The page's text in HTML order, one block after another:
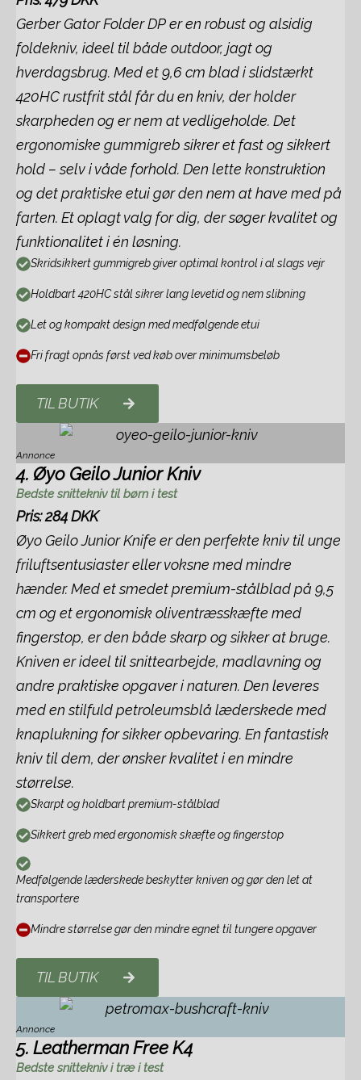
Gerber Gator Folder DP er en robust og alsidig
foldekniv, ideel til både outdoor, jagt og
hverdagsbrug. Med et 9,6 cm blad i slidstærkt
420HC rustfrit stål får du en kniv, der holder
skarpheden og er nem at vedligeholde. Det
ergonomiske gummigreb sikrer et fast og sikkert
hold – selv i våde forhold. Den lette konstruktion
og det praktiske etui gør den nem at have med på
farten. Et oplagt valg for dig, der søger kvalitet og
funktionalitet i én løsning.
Skridsikkert gummigreb giver optimal kontrol i al slags vejr
Holdbart 420HC stål sikrer lang levetid og nem slibning
Let og kompakt design med medfølgende etui
Fri fragt opnås først ved køb over minimumsbeløb
TIL BUTIK
Annonce
4. Øyo Geilo Junior Kniv
Bedste snittekniv til børn i test
Pris: 284 DKK
Øyo Geilo Junior Knife er den perfekte kniv til unge
friluftsentusiaster eller voksne med mindre
hænder. Med et smedet premium-stålblad på 9,5
cm og et ergonomisk oliventræsskæfte med
fingerstop, er den både skarp og sikker at bruge.
Kniven er ideel til snittearbejde, madlavning og
andre praktiske opgaver i naturen. Den leveres
med en stilfuld petroleumsblå læderskede med
knaplukning for sikker opbevaring. En fantastisk
kniv til dem, der ønsker kvalitet i en mindre
størrelse.
Skarpt og holdbart premium-stålblad
Sikkert greb med ergonomisk skæfte og fingerstop
Medfølgende læderskede beskytter kniven og gør den let at
transportere
Mindre størrelse gør den mindre egnet til tungere opgaver
TIL BUTIK
Annonce
5. Leatherman Free K4
Bedste snittekniv i træ i test